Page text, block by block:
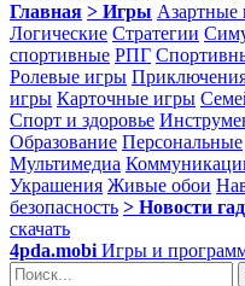
Главная > Игры Азартные
Логические Стратегии
спортивные РПГ
Ролевые игры
игры Карточные игры
Спорт и здоровье
Образование Персональные
Мультимедиа
Украшения Живые обои
безопасность > Новости
скачать
4pda.mobi Игры и